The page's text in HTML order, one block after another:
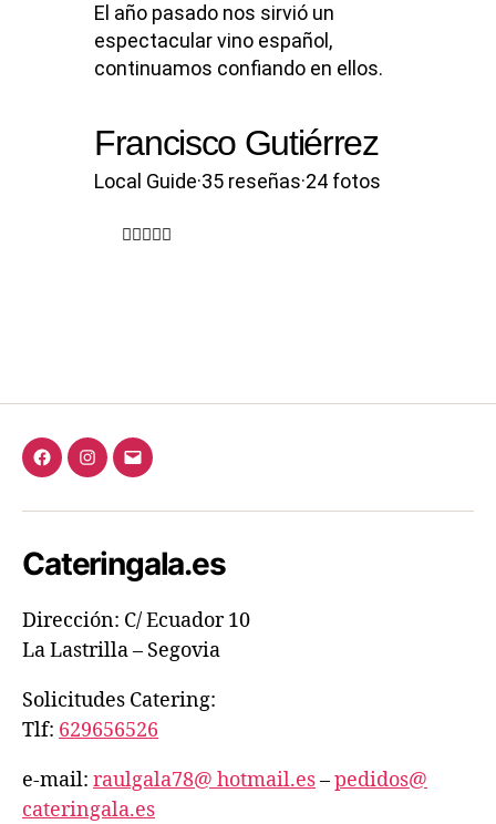
El año pasado nos sirvió un
espectacular vino español,
continuamos confiando en ellos.
Francisco Gutiérrez
Local Guide·35 reseñas·24 fotos
Cateringala.es
Dirección: C/ Ecuador 10
La Lastrilla – Segovia
Solicitudes Catering:
Tlf: 629656526
e-mail: raulgala78@ hotmail.es–pedidos@
cateringala.es